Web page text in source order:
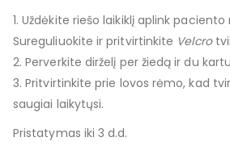
1. Uždėkite riešo laikiklį aplink paciento
Sureguliuokite ir pritvirtinkite Velcro
2. Perverkite dirželį per žiedą ir du
3. Pritvirtinkite prie lovos rėmo, kad
saugiai laikytųsi.
Pristatymas iki 3 d.d.